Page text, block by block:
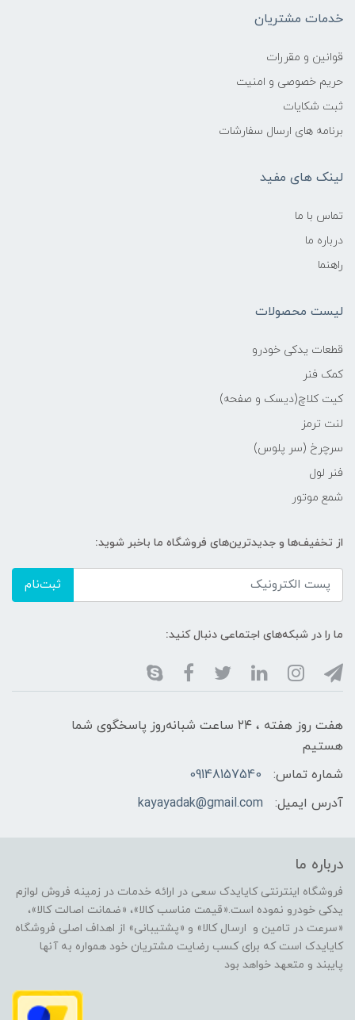
خدمات مشتریان
قوانین و مقررات
حریم خصوصی و امنیت
ثبت شکایات
برنامه های ارسال سفارشات
لینک های مفید
تماس با ما
درباره ما
راهنما
لیست محصولات
قطعات یدکی خودرو
کمک فنر
کیت کلاچ(دیسک و صفحه)
لنت ترمز
سرچرخ (سر پلوس)
فنر لول
شمع موتور
از تخفیف‌ها و جدیدترین‌های فروشگاه ما باخبر شوید:
ثبت‌نام
ما را در شبکه‌های اجتماعی دنبال کنید:
هفت روز هفته ، ۲۴ ساعت شبانه‌روز پاسخگوی شما
هستیم
شماره تماس:
09148157540
آدرس ایمیل:
kayayadak@gmail.com
درباره ما
فروشگاه اینترنتی کایایدک سعی در ارائه خدمات در زمینه فروش لوازم
یدکی خودرو نموده است.«قیمت مناسب کالا»، «ضمانت اصالت کالا»،
«سرعت در تامین و ارسال کالا» و «پشتیبانی» از اهداف اصلی فروشگاه
کایایدک است که برای کسب رضایت مشتریان خود همواره به آنها
پایبند و متعهد خواهد بود